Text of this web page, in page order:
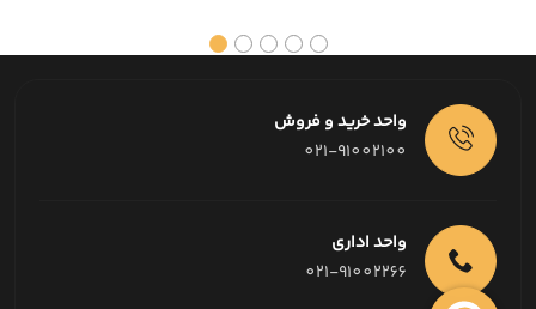
واحد خرید و فروش
021-91002100
واحد اداری
021-91002266